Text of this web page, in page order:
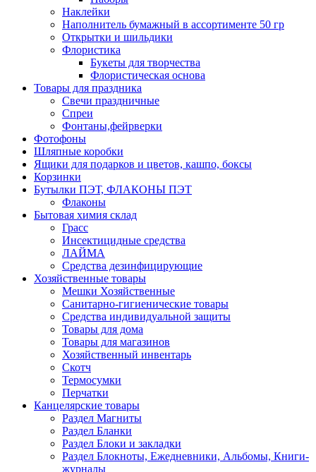
Наклейки
Наполнитель бумажный в ассортименте 50 гр
Открытки и шильдики
Флористика
Букеты для творчества
Флористическая основа
Товары для праздника
Свечи праздничные
Спреи
Фонтаны,фейрверки
Фотофоны
Шляпные коробки
Ящики для подарков и цветов, кашпо, боксы
Корзинки
Бутылки ПЭТ, ФЛАКОНЫ ПЭТ
Флаконы
Бытовая химия склад
Грасс
Инсектицидные средства
ЛАЙМА
Средства дезинфицирующие
Хозяйственные товары
Мешки Хозяйственные
Санитарно-гигиенические товары
Средства индивидуальной защиты
Товары для дома
Товары для магазинов
Хозяйственный инвентарь
Скотч
Термосумки
Перчатки
Канцелярские товары
Раздел Магниты
Раздел Бланки
Раздел Блоки и закладки
Раздел Блокноты, Ежедневники, Альбомы, Книги-
журналы